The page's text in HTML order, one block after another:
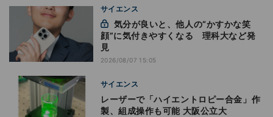
サイエンス
顔”に気付きやすくなる 理科大など発
見
2026/08/07 15:05
サイエンス
レーザーで「ハイエントロピー合金」作
製、組成操作も可能 大阪公立大